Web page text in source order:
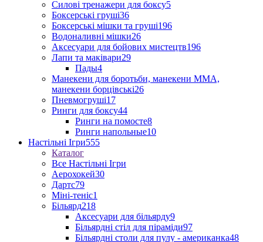
Силові тренажери для боксу5
Боксерські груші36
Боксерські мішки та груші196
Водоналивні мішки26
Аксесуари для бойових мистецтв196
Лапи та маківари29
Пады4
Манекени для боротьби, манекени ММА,
манекени борцівські26
Пневмогруші17
Ринги для боксу44
Ринги на помосте8
Ринги напольные10
Настільні Ігри555
Каталог
Все Настільні Ігри
Аерохокей30
Дартс79
Міні-теніс1
Більярд218
Аксесуари для більярду9
Більярдні стіл для піраміди97
Більярдні столи для пулу - американка48